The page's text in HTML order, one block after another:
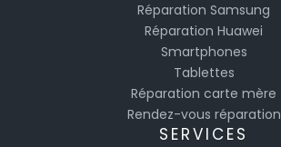
Réparation Samsung
Réparation Huawei
Smartphones
Tablettes
Réparation carte mère
Rendez-vous réparation
SERVICES